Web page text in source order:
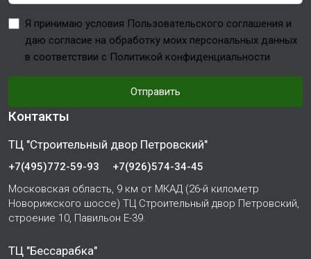
Я принимаю условия Пользовательского соглашения и
даю согласие на обработку моих персональных данных
в соответствии с Политикой конфиденциальности
Отправить
Контакты
ТЦ "Строительный двор Петровский"
+7(495)772-59-93
+7(926)574-34-45
Московская область, 9 км от МКАД (26-й километр
Новорижского шоссе) ТЦ Строительный двор Петровский,
строение 10, Павильон Е-39.
ТЦ "Бессарабка"